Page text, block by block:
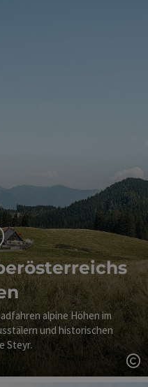
alpine Höhen im
und historischen
Steyr.